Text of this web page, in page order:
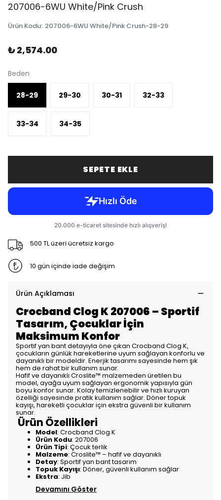
207006-6WU White/Pink Crush
Ürün Kodu: 207006-6WU White/Pink Crush-28-29
₺ 2,574.00
Beden
28-29 29-30 30-31 32-33
33-34 34-35
SEPETE EKLE
500 TL üzeri ücretsiz kargo
10 gün içinde iade değişim
Ürün Açıklaması
Crocband Clog K 207006 – Sportif
Tasarım, Çocuklar İçin
Maksimum Konfor
Sportif yan bant detayıyla öne çıkan Crocband Clog K,
çocukların günlük hareketlerine uyum sağlayan konforlu ve
dayanıklı bir modeldir. Enerjik tasarımı sayesinde hem şık
hem de rahat bir kullanım sunar.
Hafif ve dayanıklı Croslite™ malzemeden üretilen bu
model, ayağa uyum sağlayan ergonomik yapısıyla gün
boyu konfor sunar. Kolay temizlenebilir ve hızlı kuruyan
özelliği sayesinde pratik kullanım sağlar. Döner topuk
kayışı, hareketli çocuklar için ekstra güvenli bir kullanım
sunar.
Ürün Özellikleri
Model: Crocband Clog K
Ürün Kodu: 207006
Ürün Tipi: Çocuk terlik
Malzeme: Croslite™ – hafif ve dayanıklı
Detay: Sportif yan bant tasarım
Topuk Kayışı: Döner, güvenli kullanım sağlar
Ekstra: Jib
Devamını Göster